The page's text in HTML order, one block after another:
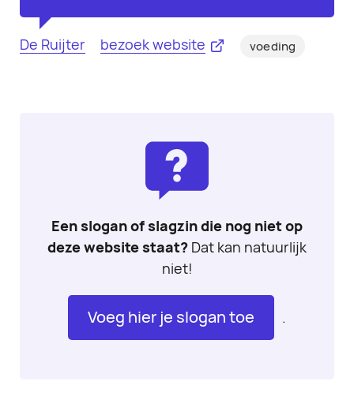
De Ruijter bezoek website voeding
Een slogan of slagzin die nog niet op
deze website staat? Dat kan natuurlijk
niet!
Voeg hier je slogan toe .